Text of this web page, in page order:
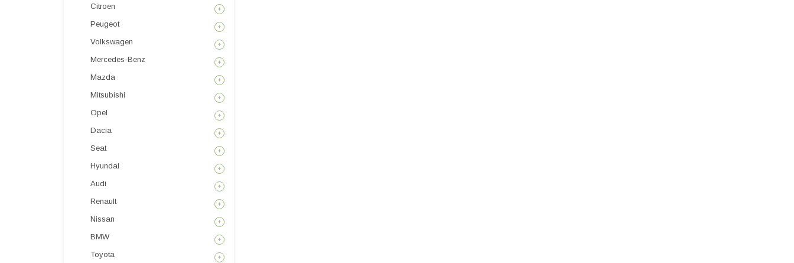
Citroen
Peugeot
Volkswagen
Mercedes-Benz
Mazda
Mitsubishi
Opel
Dacia
Seat
Hyundai
Audi
Renault
Nissan
BMW
Toyota